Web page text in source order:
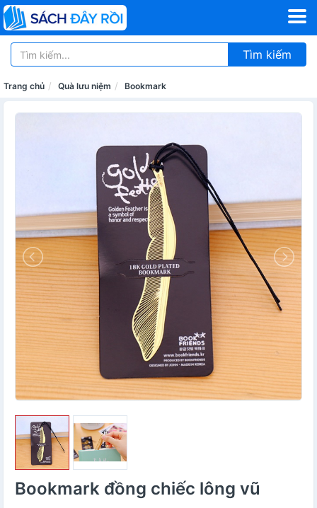
Tìm kiếm
Trang chủ Quà lưu niệm Bookmark
Bookmark đồng chiếc lông vũ